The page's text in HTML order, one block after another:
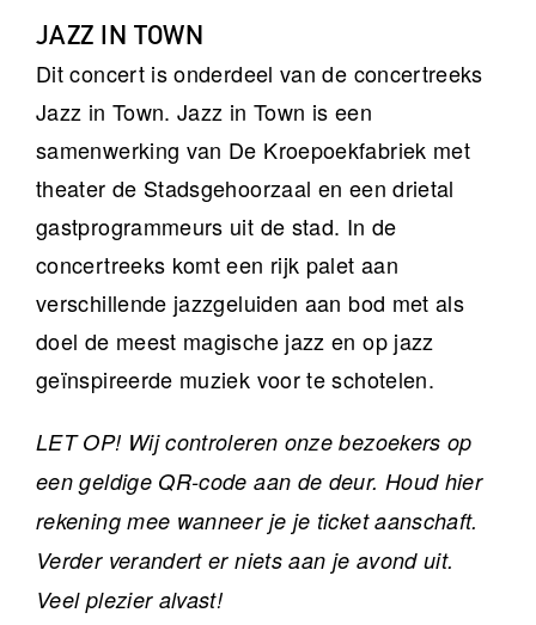
JAZZ IN TOWN
Dit concert is onderdeel van de concertreeks
Jazz in Town. Jazz in Town is een
samenwerking van De Kroepoekfabriek met
theater de Stadsgehoorzaal en een drietal
gastprogrammeurs uit de stad. In de
concertreeks komt een rijk palet aan
verschillende jazzgeluiden aan bod met als
doel de meest magische jazz en op jazz
geïnspireerde muziek voor te schotelen.
LET OP! Wij controleren onze bezoekers op
een geldige QR-code aan de deur. Houd hier
rekening mee wanneer je je ticket aanschaft.
Verder verandert er niets aan je avond uit.
Veel plezier alvast!